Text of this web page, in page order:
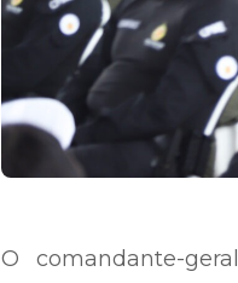
O comandante-